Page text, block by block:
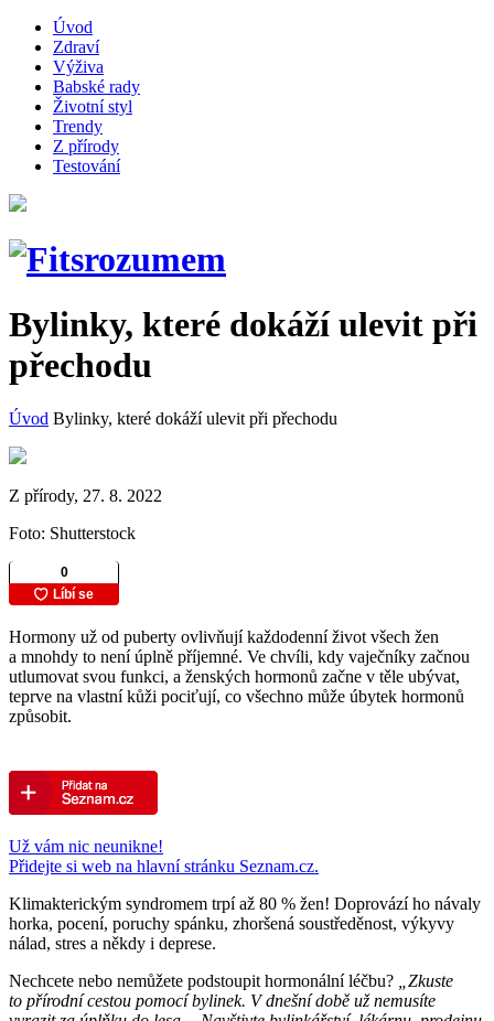
Úvod
Zdraví
Výživa
Babské rady
Životní styl
Trendy
Z přírody
Testování
Bylinky, které dokáží ulevit při
přechodu
Úvod Bylinky, které dokáží ulevit při přechodu
Z přírody, 27. 8. 2022
Foto: Shutterstock
Hormony už od puberty ovlivňují každodenní život všech žen
a mnohdy to není úplně příjemné. Ve chvíli, kdy vaječníky začnou
utlumovat svou funkci, a ženských hormonů začne v těle ubývat,
teprve na vlastní kůži pociťují, co všechno může úbytek hormonů
způsobit.
Už vám nic neunikne!
Přidejte si web na hlavní stránku Seznam.cz.
Klimakterickým syndromem trpí až 80 % žen! Doprovází ho návaly
horka, pocení, poruchy spánku, zhoršená soustředěnost, výkyvy
nálad, stres a někdy i deprese.
Nechcete nebo nemůžete podstoupit hormonální léčbu?
„Zkuste
to přírodní cestou pomocí bylinek. V dnešní době už nemusíte